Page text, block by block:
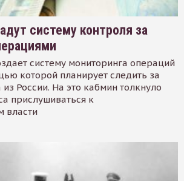
систему контроля за
систему мониторинга операций
которой планирует следить за
России. На это кабмин толкнуло
прислушиваться к
власти